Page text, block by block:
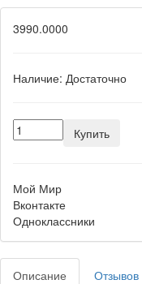
3990.0000
Наличие: Достаточно
Купить
Мой Мир
Вконтакте
Одноклассники
Описание
Отзывов